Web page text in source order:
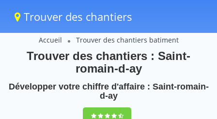
Trouver des chantiers
Accueil Trouver des chantiers batiment
Trouver des chantiers : Saint-
romain-d-ay
Développer votre chiffre d'affaire : Saint-romain-
d-ay